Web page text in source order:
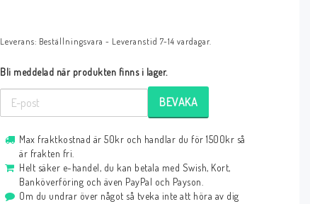
Leverans: Beställningsvara - Leveranstid 7-14 vardagar.
Bli meddelad när produkten finns i lager.
BEVAKA
Max fraktkostnad är 50kr och handlar du för 1500kr så
är frakten fri.
Helt säker e-handel, du kan betala med Swish, Kort,
Banköverföring och även PayPal och Payson.
Om du undrar över något så tveka inte att höra av dig